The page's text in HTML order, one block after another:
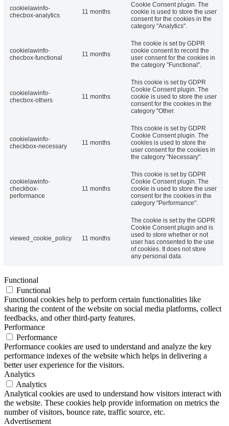
cookielawinfo-
checbox-analytics
11 months
Cookie Consent plugin. The
cookie is used to store the user
consent for the cookies in the
category "Analytics".
cookielawinfo-
checbox-functional
11 months
The cookie is set by GDPR
cookie consent to record the
user consent for the cookies in
the category "Functional".
cookielawinfo-
checbox-others
11 months
This cookie is set by GDPR
Cookie Consent plugin. The
cookie is used to store the user
consent for the cookies in the
category "Other.
cookielawinfo-
checkbox-necessary
11 months
This cookie is set by GDPR
Cookie Consent plugin. The
cookies is used to store the
user consent for the cookies in
the category "Necessary".
cookielawinfo-
checkbox-
performance
11 months
This cookie is set by GDPR
Cookie Consent plugin. The
cookie is used to store the user
consent for the cookies in the
category "Performance".
viewed_cookie_policy 11 months
The cookie is set by the GDPR
Cookie Consent plugin and is
used to store whether or not
user has consented to the use
of cookies. It does not store
any personal data.
Functional
Functional
Functional cookies help to perform certain functionalities like
sharing the content of the website on social media platforms, collect
feedbacks, and other third-party features.
Performance
Performance
Performance cookies are used to understand and analyze the key
performance indexes of the website which helps in delivering a
better user experience for the visitors.
Analytics
Analytics
Analytical cookies are used to understand how visitors interact with
the website. These cookies help provide information on metrics the
number of visitors, bounce rate, traffic source, etc.
Advertisement